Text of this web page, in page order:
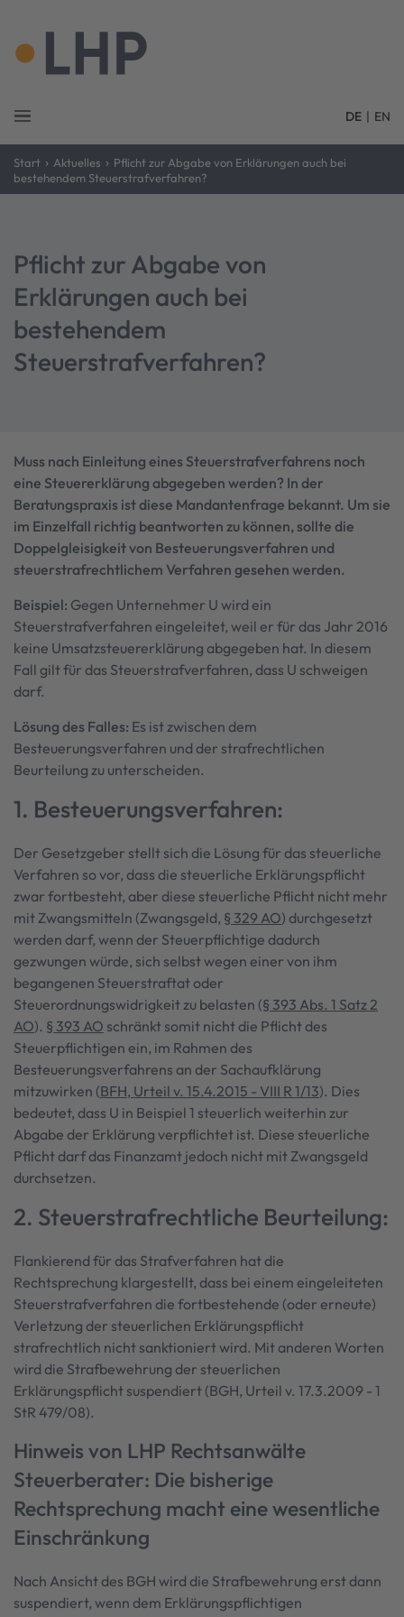
DE | EN
Start › Aktuelles › Pflicht zur Abgabe von Erklärungen auch bei
bestehendem Steuerstrafverfahren?
Pflicht zur Abgabe von
Erklärungen auch bei
bestehendem
Steuerstrafverfahren?
Muss nach Einleitung eines Steuerstrafverfahrens noch
eine Steuererklärung abgegeben werden? In der
Beratungspraxis ist diese Mandantenfrage bekannt. Um sie
im Einzelfall richtig beantworten zu können, sollte die
Doppelgleisigkeit von Besteuerungsverfahren und
steuerstrafrechtlichem Verfahren gesehen werden.
Beispiel: Gegen Unternehmer U wird ein
Steuerstrafverfahren eingeleitet, weil er für das Jahr 2016
keine Umsatzsteuererklärung abgegeben hat. In diesem
Fall gilt für das Steuerstrafverfahren, dass U schweigen
darf.
Lösung des Falles: Es ist zwischen dem
Besteuerungsverfahren und der strafrechtlichen
Beurteilung zu unterscheiden.
1. Besteuerungsverfahren:
Der Gesetzgeber stellt sich die Lösung für das steuerliche
Verfahren so vor, dass die steuerliche Erklärungspflicht
zwar fortbesteht, aber diese steuerliche Pflicht nicht mehr
mit Zwangsmitteln (Zwangsgeld, § 329 AO) durchgesetzt
werden darf, wenn der Steuerpflichtige dadurch
gezwungen würde, sich selbst wegen einer von ihm
begangenen Steuerstraftat oder
Steuerordnungswidrigkeit zu belasten (§ 393 Abs. 1 Satz 2
AO). § 393 AO schränkt somit nicht die Pflicht des
Steuerpflichtigen ein, im Rahmen des
Besteuerungsverfahrens an der Sachaufklärung
mitzuwirken (BFH, Urteil v. 15.4.2015 - VIII R 1/13). Dies
bedeutet, dass U in Beispiel 1 steuerlich weiterhin zur
Abgabe der Erklärung verpflichtet ist. Diese steuerliche
Pflicht darf das Finanzamt jedoch nicht mit Zwangsgeld
durchsetzen.
2. Steuerstrafrechtliche Beurteilung:
Flankierend für das Strafverfahren hat die
Rechtsprechung klargestellt, dass bei einem eingeleiteten
Steuerstrafverfahren die fortbestehende (oder erneute)
Verletzung der steuerlichen Erklärungspflicht
strafrechtlich nicht sanktioniert wird. Mit anderen Worten
wird die Strafbewehrung der steuerlichen
Erklärungspflicht suspendiert (BGH, Urteil v. 17.3.2009 - 1
StR 479/08).
Hinweis von LHP Rechtsanwälte
Steuerberater: Die bisherige
Rechtsprechung macht eine wesentliche
Einschränkung
Nach Ansicht des BGH wird die Strafbewehrung erst dann
suspendiert, wenn dem Erklärungspflichtigen